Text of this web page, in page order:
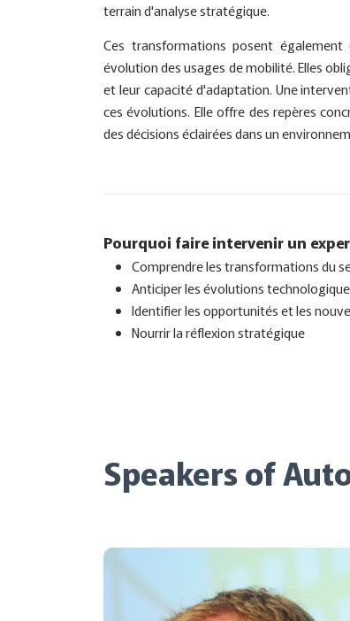
terrain d'analyse stratégique.
Ces transformations posent
évolution des usages de mobilité. Elles
et leur capacité d'adaptation. Une
ces évolutions. Elle offre des repères
des décisions éclairées dans un
Pourquoi faire intervenir un
Comprendre les transformations du
Anticiper les évolutions
Identifier les opportunités et les
Nourrir la réflexion stratégique
Speakers of